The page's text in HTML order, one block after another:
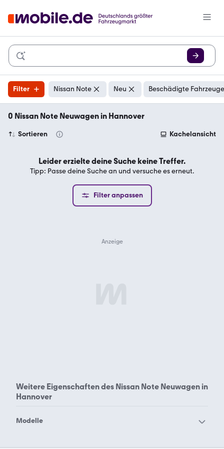
Filter Nissan Note Neu Beschädigte
0 Nissan Note Neuwagen in Hannover
Sortieren Kachelansicht
Leider erzielte deine Suche keine Treffer.
Tipp: Passe deine Suche an und versuche es erneut.
Filter anpassen
Weitere Eigenschaften des Nissan Note Neuwagen in
Hannover
Modelle